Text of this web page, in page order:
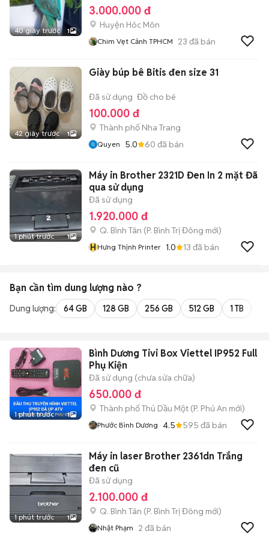
40 giây trước 1
3.000.000 đ
Huyện Hóc Môn
Chim Vẹt Cảnh TPHCM 23 đã bán
42 giây trước 1
Giày búp bê Bitis đen size 31
Đã sử dụng Đồ cho bé
100.000 đ
Thành phố Nha Trang
Quyen 5.0 60 đã bán
1 phút trước 1
Máy in Brother 2321D Đen In 2 mặt Đã
qua sử dụng
Đã sử dụng
1.920.000 đ
Q. Bình Tân (P. Bình Trị Đông mới)
HHưng Thịnh Printer 1.0 13 đã bán
Bạn cần tìm dung lượng nào ?
Dung lượng: 64 GB 128 GB 256 GB 512 GB 1 TB
1 phút trước 1
Bình Dương Tivi Box Viettel IP952 Full
Phụ Kiện
Đã sử dụng (chưa sửa chữa)
650.000 đ
Thành phố Thủ Dầu Một (P. Phú An mới)
Phước Bình Dương 4.5 595 đã bán
1 phút trước 1
Máy in laser Brother 2361dn Trắng
đen cũ
Đã sử dụng
2.100.000 đ
Q. Bình Tân (P. Bình Trị Đông mới)
Nhật Phạm 2 đã bán